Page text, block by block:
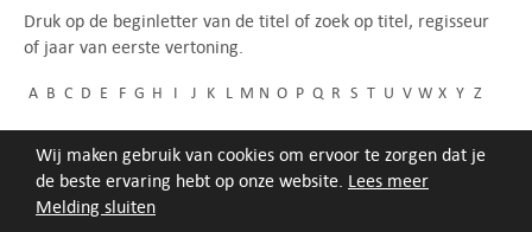
Melding sluiten
Wij maken gebruik van cookies om ervoor te zorgen dat je
de beste ervaring hebt op onze website. Lees meer
Druk op de beginletter van de titel of zoek op titel, regisseur
of jaar van eerste vertoning.
A B C D E F G H I J K L M N O P Q R S T U V W X Y Z